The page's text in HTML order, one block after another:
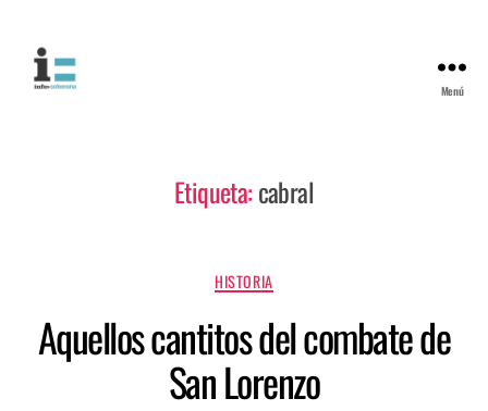
Menú
Etiqueta:cabral
HISTORIA
Aquellos cantitos del combate de
San Lorenzo